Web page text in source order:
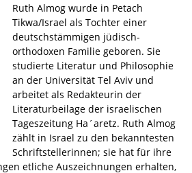
Ruth Almog wurde in Petach
Tikwa/Israel als Tochter einer
deutschstämmigen jüdisch-
orthodoxen Familie geboren. Sie
studierte Literatur und Philosophie
an der Universität Tel Aviv und
arbeitet als Redakteurin der
Literaturbeilage der israelischen
Tageszeitung Ha´aretz. Ruth Almog
zählt in Israel zu den bekanntesten
Schriftstellerinnen; sie hat für ihre
etliche Auszeichnungen erhalten,